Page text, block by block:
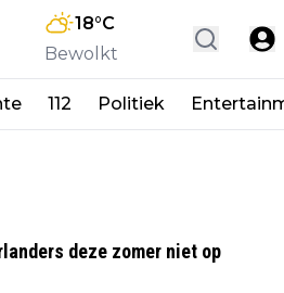
18°C
Bewolkt
112 Politiek
deze zomer niet op